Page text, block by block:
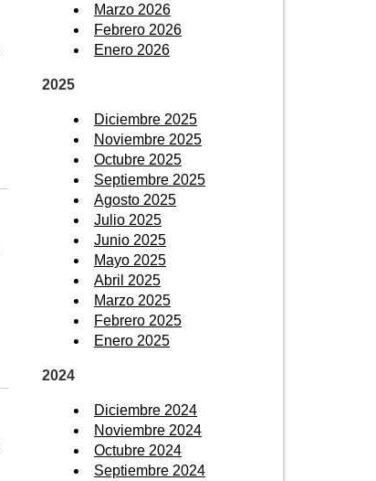
Marzo 2026
Febrero 2026
Enero 2026
2025
Diciembre 2025
Noviembre 2025
Octubre 2025
Septiembre 2025
Agosto 2025
Julio 2025
Junio 2025
Mayo 2025
Abril 2025
Marzo 2025
Febrero 2025
Enero 2025
2024
Diciembre 2024
Noviembre 2024
Octubre 2024
Septiembre 2024